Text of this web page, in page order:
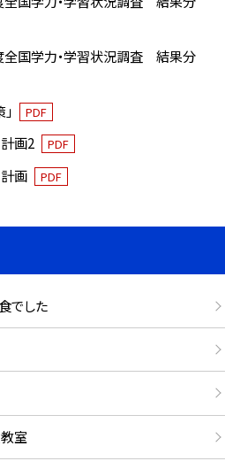
全国学力・学習状況調査 結果分
PDF
画2 PDF
画 PDF
でした
室